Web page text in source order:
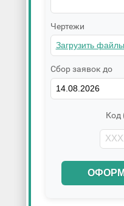
Чертежи
Сбор заявок до
Код